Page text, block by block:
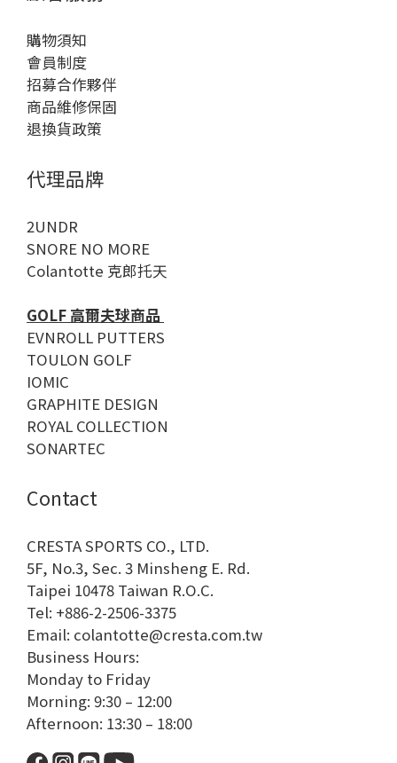
購物須知
會員制度
招募合作夥伴
商品維修保固
退換貨政策
代理品牌
2UNDR
SNORE NO MORE
Colantotte 克郎托天
GOLF 高爾夫球商品
EVNROLL PUTTERS
TOULON GOLF
IOMIC
GRAPHITE DESIGN
ROYAL COLLECTION
SONARTEC
Contact
CRESTA SPORTS CO., LTD.
5F, No.3, Sec. 3 Minsheng E. Rd.
Taipei 10478 Taiwan R.O.C.
Tel: +886-2-2506-3375
Email: colantotte@cresta.com.tw
Business Hours:
Monday to Friday
Morning: 9:30 – 12:00
Afternoon: 13:30 – 18:00